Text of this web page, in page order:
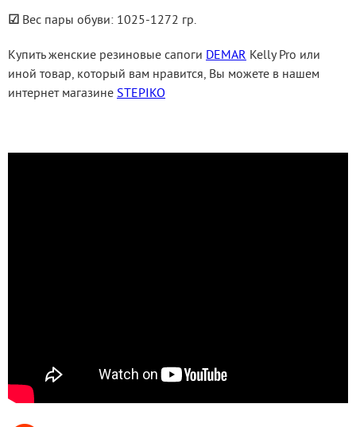
☑ Вес пары обуви: 1025-1272 гр.
Купить женские резиновые сапоги DEMAR Kelly Pro или
иной товар, который вам нравится, Вы можете в нашем
интернет магазине STEPIKO